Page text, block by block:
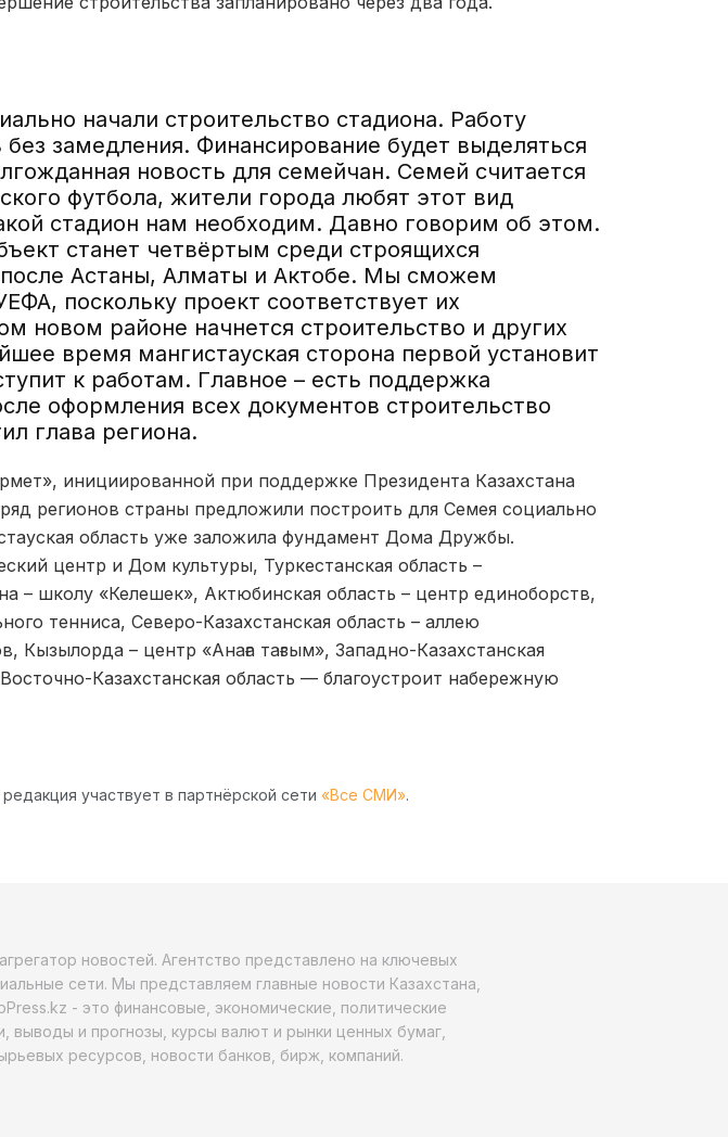
начали строительство стадиона. Работу
замедления. Финансирование будет выделяться
новость для семейчан. Семей считается
футбола, жители города любят этот вид
стадион нам необходим. Давно говорим об этом.
станет четвёртым среди строящихся
после Астаны, Алматы и Актобе. Мы сможем
поскольку проект соответствует их
новом районе начнется строительство и других
время мангистауская сторона первой установит
к работам. Главное – есть поддержка
оформления всех документов строительство
глава региона.
инициированной при поддержке Президента Казахстана
регионов страны предложили построить для Семея социально
область уже заложила фундамент Дома Дружбы.
центр и Дом культуры, Туркестанская область –
– школу «Келешек», Актюбинская область – центр единоборств,
тенниса, Северо-Казахстанская область – аллею
Кызылорда – центр «Анаға тағзым», Западно-Казахстанская
Казахстанская область — благоустроит набережную
участвует в партнёрской сети «Все СМИ».
новостей. Агентство представлено на ключевых
сети. Мы представляем главные новости Казахстана,
- это финансовые, экономические, политические
выводы и прогнозы, курсы валют и рынки ценных бумаг,
ресурсов, новости банков, бирж, компаний.